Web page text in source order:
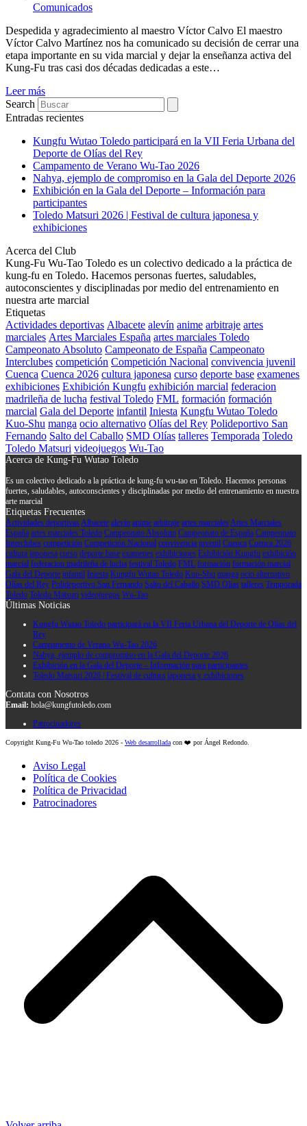
Comunicados
Despedida y agradecimiento al maestro Víctor Calvo El maestro
Víctor Calvo Martínez nos ha comunicado su decisión de cerrar una
etapa importante en su vida marcial y dejar la enseñanza activa del
Kung-Fu tras casi dos décadas dedicadas a este…
Leer más
Search
Entradas recientes
Kungfu Wutao Toledo participará en la VII Feria Urbana del
Deporte de Olías del Rey
Campamento de Verano Wu-Tao 2026
Nahya, ejemplo de compromiso en la Gala del Deporte 2026
Exhibición en la Gala del Deporte – Información para
participantes
Toledo Matsuri 2026 | Festival de cultura japonesa y
exhibiciones
Acerca del Club
Kung-Fu Wu-Tao Toledo es un colectivo dedicado a la práctica de
kung-fu en Toledo. Hacemos personas fuertes, saludables,
autoconscientes y disciplinadas por medio del entrenamiento en
nuestra arte marcial
Etiquetas
Actividades deportivas Albacete alevín anime arbitraje artes
marciales Artes Marciales España artes marciales Toledo
Campeonato Absoluto Campeonato de España Campeonato
Interclubes competición Competición Nacional convivencia juvenil
Cuenca Cuenca 2026 cultura japonesa curso deporte base examenes
exhibiciones Exhibición Kungfu exhibición marcial federacion
madrileña de lucha festival Toledo FML formación formación
marcial Gala del Deporte infantil Iniesta Kungfu Wutao Toledo
Kuo-Shu manga ocio alternativo Olías del Rey Polideportivo San
Fernando Salto del Caballo SMD Olías talleres Temporada Toledo
Toledo Matsuri videojuegos Wu-Tao
Acerca de Kung-Fu Wutao Toledo
Es un colectivo dedicado a la práctica de kung-fu wu-tao en Toledo. Hacemos personas
fuertes, saludables, autoconscientes y disciplinadas por medio del entrenamiento en nuestra
arte marcial
Etiquetas Frecuentes
Actividades deportivas Albacete alevín anime arbitraje artes marciales Artes Marciales
España artes marciales Toledo Campeonato Absoluto Campeonato de España Campeonato
Interclubes competición Competición Nacional convivencia juvenil Cuenca Cuenca 2026
cultura japonesa curso deporte base examenes exhibiciones Exhibición Kungfu exhibición
marcial federacion madrileña de lucha festival Toledo FML formación formación marcial
Gala del Deporte infantil Iniesta Kungfu Wutao Toledo Kuo-Shu manga ocio alternativo
Olías del Rey Polideportivo San Fernando Salto del Caballo SMD Olías talleres Temporada
Toledo Toledo Matsuri videojuegos Wu-Tao
Últimas Noticias
Kungfu Wutao Toledo participará en la VII Feria Urbana del Deporte de Olías del
Rey
Campamento de Verano Wu-Tao 2026
Nahya, ejemplo de compromiso en la Gala del Deporte 2026
Exhibición en la Gala del Deporte – Información para participantes
Toledo Matsuri 2026 | Festival de cultura japonesa y exhibiciones
Contata con Nosotros
Email: hola@kungfutoledo.com
Patrocinadores
Copyright Kung-Fu Wu-Tao toledo 2026 - Web desarrollada con ❤️ por Ángel Redondo.
Aviso Legal
Política de Cookies
Política de Privacidad
Patrocinadores